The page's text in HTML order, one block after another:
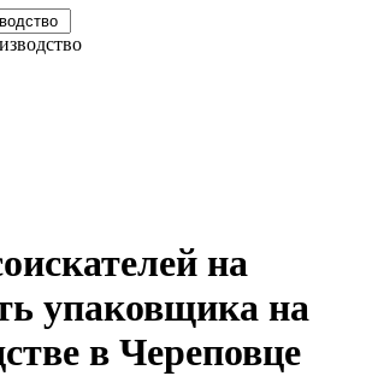
на
упаковщика на
в Череповце